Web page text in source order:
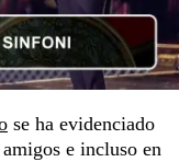
se ha evidenciado
e incluso en